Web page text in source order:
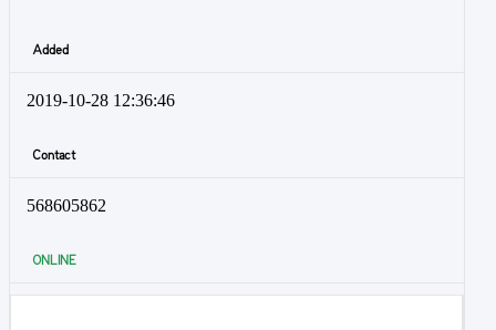
Added
2019-10-28 12:36:46
Contact
568605862
ONLINE